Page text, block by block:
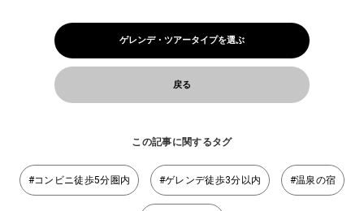
ゲレンデ・ツアータイプを選ぶ
戻る
この記事に関するタグ
#コンビニ徒歩5分圏内 #ゲレンデ徒歩3分以内 #温泉の宿